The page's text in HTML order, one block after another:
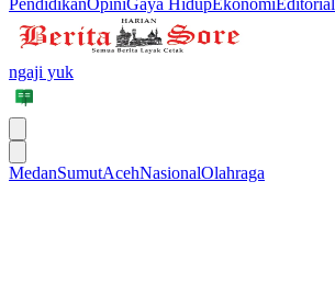
PendidikanOpiniGaya HidupEkonomiEditorial
ngaji yuk
MedanSumutAcehNasionalOlahraga